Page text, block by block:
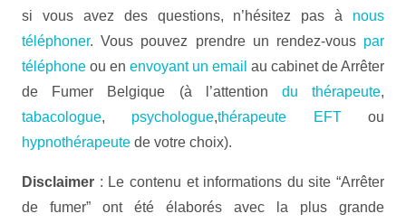
si vous avez des questions, n’hésitez pas à nous
téléphoner. Vous pouvez prendre un rendez-vous par
téléphone ou en envoyant un email au cabinet de Arrêter
de Fumer Belgique (à l’attention du thérapeute,
tabacologue, psychologue,thérapeute EFTou
hypnothérapeute de votre choix).
Disclaimer : Le contenu et informations du site “Arrêter
de fumer” ont été élaborés avec la plus grande